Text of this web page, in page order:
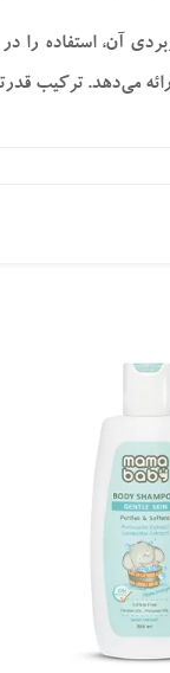
آن، استفاده
ارائه می‌دهد. ترکیب